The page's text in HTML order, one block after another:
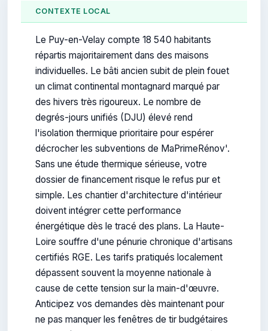
CONTEXTE LOCAL
Le Puy-en-Velay compte 18 540 habitants
répartis majoritairement dans des maisons
individuelles. Le bâti ancien subit de plein fouet
un climat continental montagnard marqué par
des hivers très rigoureux. Le nombre de
degrés-jours unifiés (DJU) élevé rend
l'isolation thermique prioritaire pour espérer
décrocher les subventions de MaPrimeRénov'.
Sans une étude thermique sérieuse, votre
dossier de financement risque le refus pur et
simple. Les chantier d'architecture d'intérieur
doivent intégrer cette performance
énergétique dès le tracé des plans. La Haute-
Loire souffre d'une pénurie chronique d'artisans
certifiés RGE. Les tarifs pratiqués localement
dépassent souvent la moyenne nationale à
cause de cette tension sur la main-d'œuvre.
Anticipez vos demandes dès maintenant pour
ne pas manquer les fenêtres de tir budgétaires